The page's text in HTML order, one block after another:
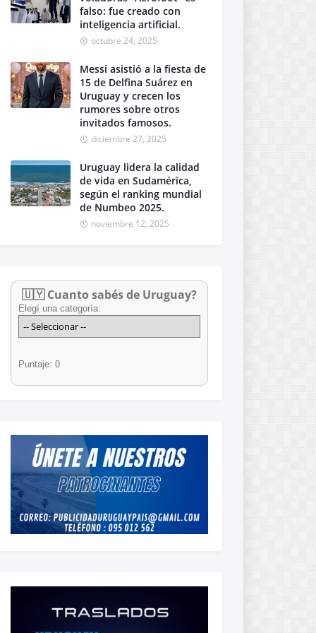
falso: fue creado con
inteligencia artificial.
octubre 24, 2025
Messi asistió a la fiesta de
15 de Delfina Suárez en
Uruguay y crecen los
rumores sobre otros
invitados famosos.
diciembre 27, 2025
Uruguay lidera la calidad
de vida en Sudamérica,
según el ranking mundial
de Numbeo 2025.
noviembre 12, 2025
🇺🇾 Cuanto sabés de Uruguay?
Elegí una categoría:
Puntaje: 0